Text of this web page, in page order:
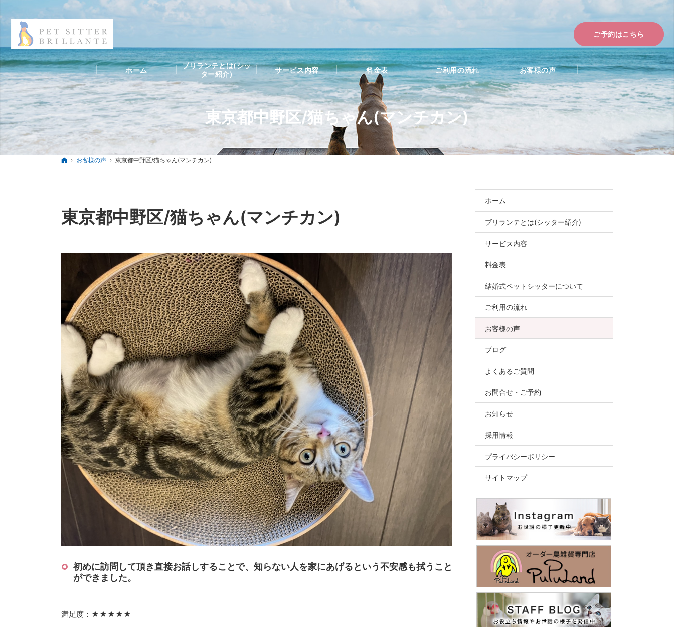
東京都中野区/猫ちゃん(マンチカン)
ホーム
お客様の声 東京都中野区/猫ちゃん(マンチカン)
東京都中野区/猫ちゃん(マンチカン)
初めに訪問して頂き直接お話しすることで、知らない人を家にあげるという不安感も拭うこと
ができました。
満足度：★★★★★
ホーム
ブリランテとは(シッター紹介)
サービス内容
料金表
結婚式ペットシッターについて
ご利用の流れ
お客様の声
ブログ
よくあるご質問
お問合せ・ご予約
お知らせ
採用情報
プライバシーポリシー
サイトマップ
ご予約はこちら
ホーム
ブリランテとは(シッ
ター紹介)
サービス内容 料金表 ご利用の流れ お客様の声